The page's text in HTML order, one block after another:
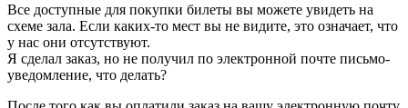
Все доступные для покупки билеты вы можете увидеть на
схеме зала. Если каких-то мест вы не видите, это означает, что
у нас они отсутствуют.
Я сделал заказ, но не получил по электронной почте письмо-
уведомление, что делать?